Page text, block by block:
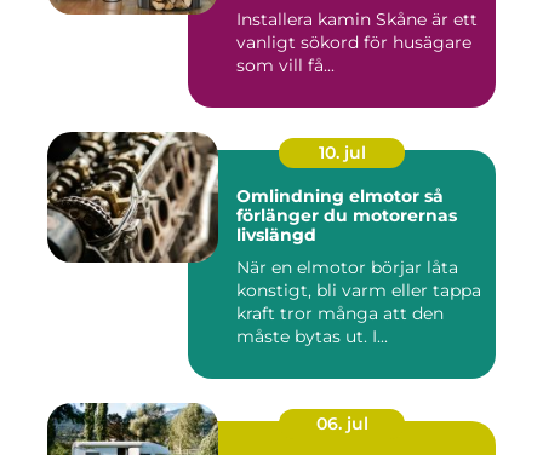
Installera kamin Skåne är ett
vanligt sökord för husägare
som vill få...
10. jul
Omlindning elmotor så
förlänger du motorernas
livslängd
När en elmotor börjar låta
konstigt, bli varm eller tappa
kraft tror många att den
måste bytas ut. I...
06. jul